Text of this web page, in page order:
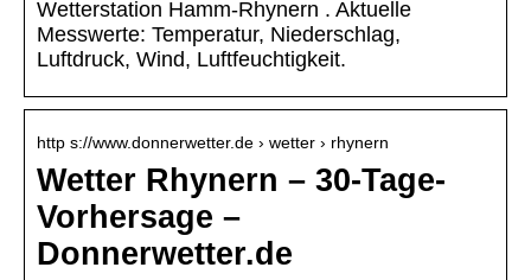
Wetterstation Hamm-Rhynern . Aktuelle
Messwerte: Temperatur, Niederschlag,
Luftdruck, Wind, Luftfeuchtigkeit.
http s://www.donnerwetter.de › wetter › rhynern
Wetter Rhynern – 30-Tage-
Vorhersage –
Donnerwetter.de